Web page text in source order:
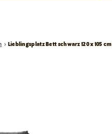
Lieblingsplatz Bett schwarz 120 x 105 cm